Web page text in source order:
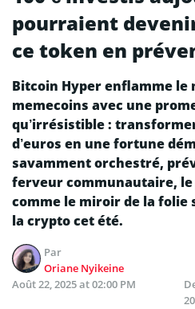
pourraient
ce token en
Bitcoin Hyper enflamme le
memecoins avec une
qu’irrésistible :
d’euros en une fortune
savamment orchestré,
ferveur communautaire, le
comme le miroir de la folie
la crypto cet été.
Par
Oriane Nyikeine
Août 22, 2025 at 02:00 PM